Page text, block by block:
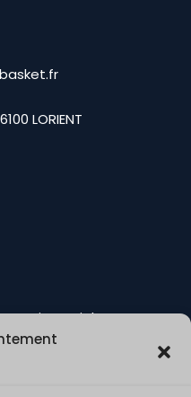
LORIENT
Keziah, Ewenn
renforcer
fougue